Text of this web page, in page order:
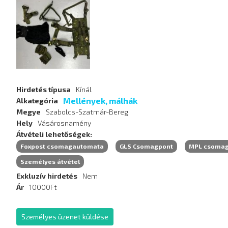
képei
Hirdetés típusa
Kínál
Alkategória
Mellények, málhák
Megye
Szabolcs-Szatmár-Bereg
Hely Vásárosnamény
Átvételi lehetőségek
Foxpost csomagautomata GLS Csomagpont MPL
Személyes átvétel
Exkluzív hirdetés
Nem
Ár 10000Ft
Személyes üzenet küldése